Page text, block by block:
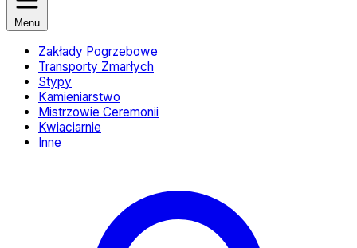
Menu
Zakłady Pogrzebowe
Transporty Zmarłych
Stypy
Kamieniarstwo
Mistrzowie Ceremonii
Kwiaciarnie
Inne